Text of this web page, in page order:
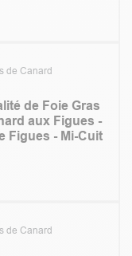
de Canard
de Foie Gras
aux Figues -
Figues - Mi-Cuit
de Canard